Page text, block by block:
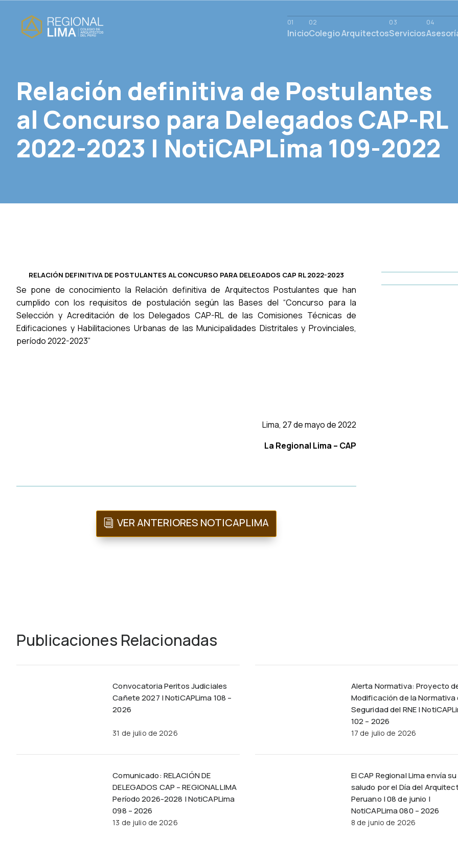
InicioColegio ArquitectosServicios
Relación definitiva de Postulantes
al Concurso para Delegados CAP-RL
2022-2023 | NotiCAPLima 109-2022
RELACIÓN DEFINITIVA DE POSTULANTES ALCONCURSO PARA DELEGADOS CAP RL 2022-2023
Se pone de conocimiento la Relación definitiva de Arquitectos Postulantes que han
cumplido con los requisitos de postulación según las Bases del “Concurso para la
Selección y Acreditación de los Delegados CAP-RL de las Comisiones Técnicas de
Edificaciones y Habilitaciones Urbanas de las Municipalidades Distritales y Provinciales,
período 2022-2023”
Lima, 27 de mayo de 2022
La Regional Lima – CAP
VER ANTERIORES NOTICAPLIMA
Publicaciones Relacionadas
Convocatoria Peritos Judiciales
Cañete 2027 | NotiCAPLima 108 –
2026
31 de julio de 2026
Alerta Normativa: Proyecto
Modificación de la Normativa
Seguridad del RNE |
102 – 2026
17 de julio de 2026
Comunicado: RELACIÓN DE
DELEGADOS CAP – REGIONAL LIMA
Período 2026-2028 | NotiCAPLima
098 – 2026
13 de julio de 2026
El CAP Regional Lima envía su
saludo por el Día del
Peruano | 08 de junio |
NotiCAPLima 080 – 2026
8 de junio de 2026